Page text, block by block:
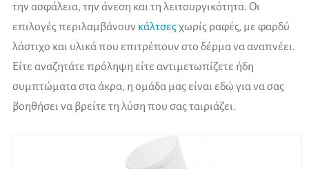
την ασφάλεια, την άνεση και τη λειτουργικότητα. Οι
επιλογές περιλαμβάνουν κάλτσεςχωρίς ραφές, με φαρδύ
λάστιχο και υλικά που επιτρέπουν στο δέρμα να αναπνέει.
Είτε αναζητάτε πρόληψη είτε αντιμετωπίζετε ήδη
συμπτώματα στα άκρα, η ομάδα μας είναι εδώ για να σας
βοηθήσει να βρείτε τη λύση που σας ταιριάζει.